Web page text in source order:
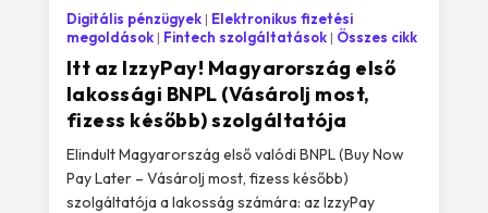
Itt az IzzyPay! Magyarország első
lakossági BNPL (Vásárolj most,
fizess később) szolgáltatója
Digitális pénzügyek
Elektronikus fizetési
megoldások
Fintech szolgáltatások Összes cikk
Elindult Magyarország első valódi BNPL (Buy Now
Pay Later – Vásárolj most, fizess később)
szolgáltatója a lakosság számára: az IzzyPay